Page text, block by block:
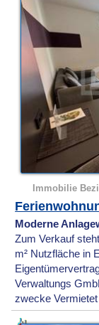
Immobilie
Moderne
Zum Verkauf
m² Nutzfläche in
Verwaltungs
zwecke